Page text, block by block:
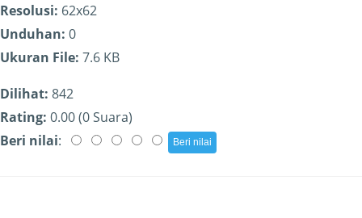
Resolusi: 62x62
Unduhan: 0
Ukuran File: 7.6 KB
Dilihat: 842
Rating: 0.00 (0 Suara)
Beri nilai: